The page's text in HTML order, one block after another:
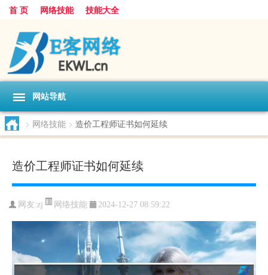
首 页 网络技能 技能大全
网站导航
> 网络技能 > 造价工程师证书如何延续
造价工程师证书如何延续
网友:zj 网络技能 2024-12-27 08:59:22